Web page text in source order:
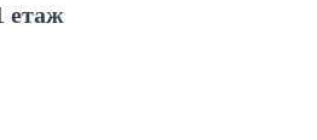
етаж